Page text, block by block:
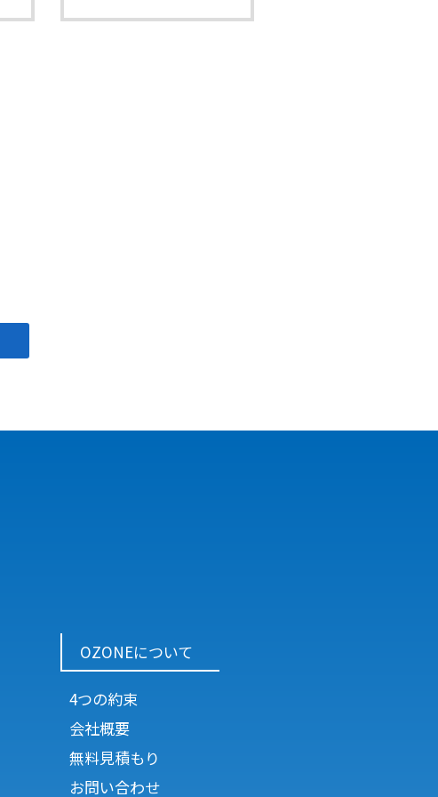
OZONEについて
4つの約束
会社概要
無料見積もり
お問い合わせ